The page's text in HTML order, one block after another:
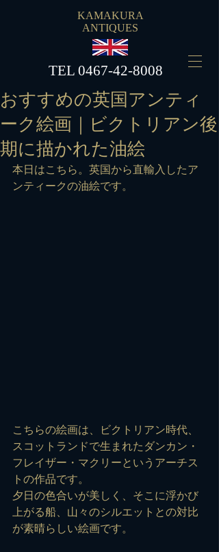
KAMAKURA
ANTIQUES
​TEL 0467-42-8008
おすすめの英国アンティ
ーク絵画｜ビクトリアン後
期に描かれた油絵
本日はこちら。英国から直輸入したア
ンティークの油絵です。
こちらの絵画は、ビクトリアン時代、
スコットランドで生まれたダンカン・
フレイザー・マクリーというアーチス
トの作品です。
夕日の色合いが美しく、そこに浮かび
上がる船、山々のシルエットとの対比
が素晴らしい絵画です。